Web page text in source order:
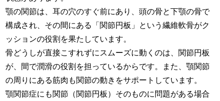
顎の関節は、耳の穴のすぐ前にあり、頭の骨と下顎の骨で
構成され、その間にある「関節円板」という繊維軟骨がク
ッションの役割を果たしています。
骨どうしが直接こすれずにスムーズに動くのは、関節円板
が、間で潤滑の役割を担っているからです。また、顎関節
の周りにある筋肉も関節の動きをサポートしています。
顎関節症にも関節（関節円板）そのものに問題がある場合